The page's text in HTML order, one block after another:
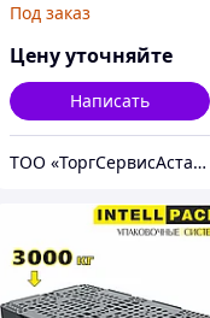
переставным дном /
1200*800*800 / 16 /
0,05-
Под заказ
Цену уточняйте
Написать
ТОО «ТоргСервисАстана» Проектирование магазинов, производитель торгового и выставочного оборудования